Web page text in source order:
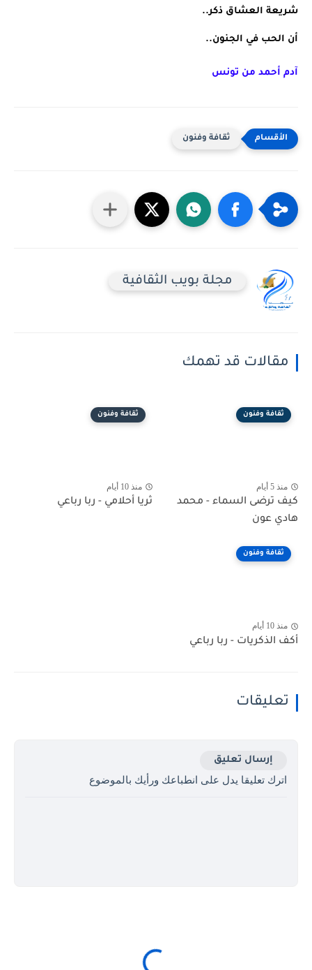
شريعة العشاق ذكر..
أن الحب في الجنون..
آدم أحمد من تونس
ثقافة وفنون
مجلة بويب الثقافية
مقالات قد تهمك
ثقافة وفنون
منذ 5 أيام
كيف ترضى السماء - محمد
هادي عون
ثقافة وفنون
منذ 10 أيام
ثريا أحلامي - ربا رباعي
ثقافة وفنون
منذ 10 أيام
أكف الذكريات - ربا رباعي
تعليقات
إرسال تعليق
اترك تعليقا يدل على انطباعك ورأيك بالموضوع